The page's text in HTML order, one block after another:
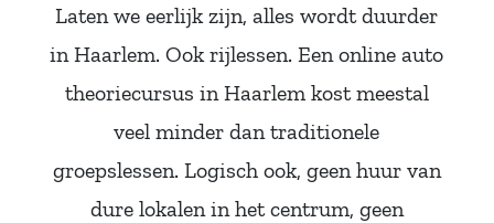
Laten we eerlijk zijn, alles wordt duurder
in Haarlem. Ook rijlessen. Een online auto
theoriecursus in Haarlem kost meestal
veel minder dan traditionele
groepslessen. Logisch ook, geen huur van
dure lokalen in het centrum, geen